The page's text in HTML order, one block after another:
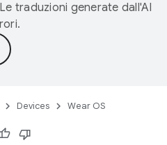
traduzioni generate dall'AI
Devices Wear OS